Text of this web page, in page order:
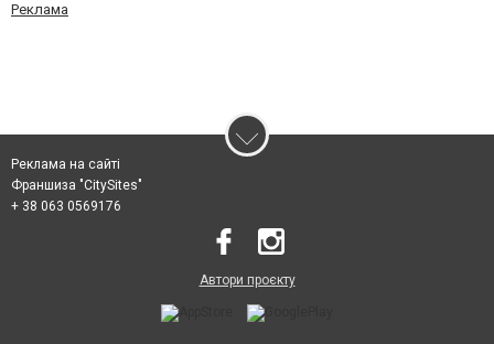
Реклама
Реклама на сайті
Франшиза "CitySites"
+ 38 063 0569176
Автори проєкту